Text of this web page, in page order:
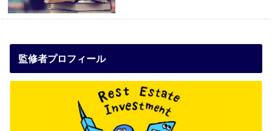
監修者プロフィール